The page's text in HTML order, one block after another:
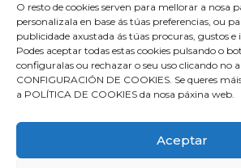
O resto de cookies serven para mellorar a nosa
personalizala en base ás túas preferencias, ou
publicidade axustada ás túas procuras, gustos e
Podes aceptar todas estas cookies pulsando o
configuralas ou rechazar o seu uso clicando no
CONFIGURACIÓN DE COOKIES. Se queres
a POLÍTICA DE COOKIES da nosa páxina web.
Aceptar
Telf: 986570165
info@aestrada.gal
square